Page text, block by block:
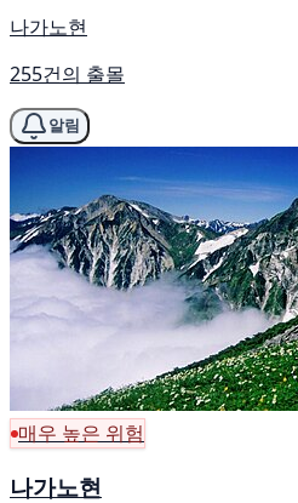
나가노현
255건의 출몰
알림
매우 높은 위험
나가노현